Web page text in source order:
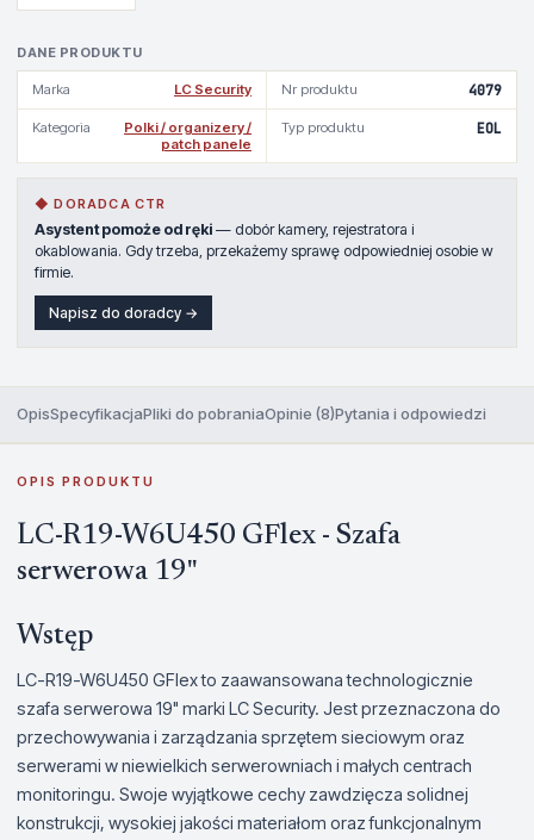
DANE PRODUKTU
Marka LC Security Nr produktu 4079
Kategoria
Polki / organizery /
patch panele
Typ produktu EOL
◆ DORADCA CTR
Asystent pomoże od ręki — dobór kamery, rejestratora i
okablowania. Gdy trzeba, przekażemy sprawę odpowiedniej osobie w
firmie.
Napisz do doradcy →
OpisSpecyfikacjaPliki do pobraniaOpinie (8)Pytania i odpowiedzi
OPIS PRODUKTU
LC-R19-W6U450 GFlex - Szafa
serwerowa 19"
Wstęp
LC-R19-W6U450 GFlex to zaawansowana technologicznie
szafa serwerowa 19" marki LC Security. Jest przeznaczona do
przechowywania i zarządzania sprzętem sieciowym oraz
serwerami w niewielkich serwerowniach i małych centrach
monitoringu. Swoje wyjątkowe cechy zawdzięcza solidnej
konstrukcji, wysokiej jakości materiałom oraz funkcjonalnym